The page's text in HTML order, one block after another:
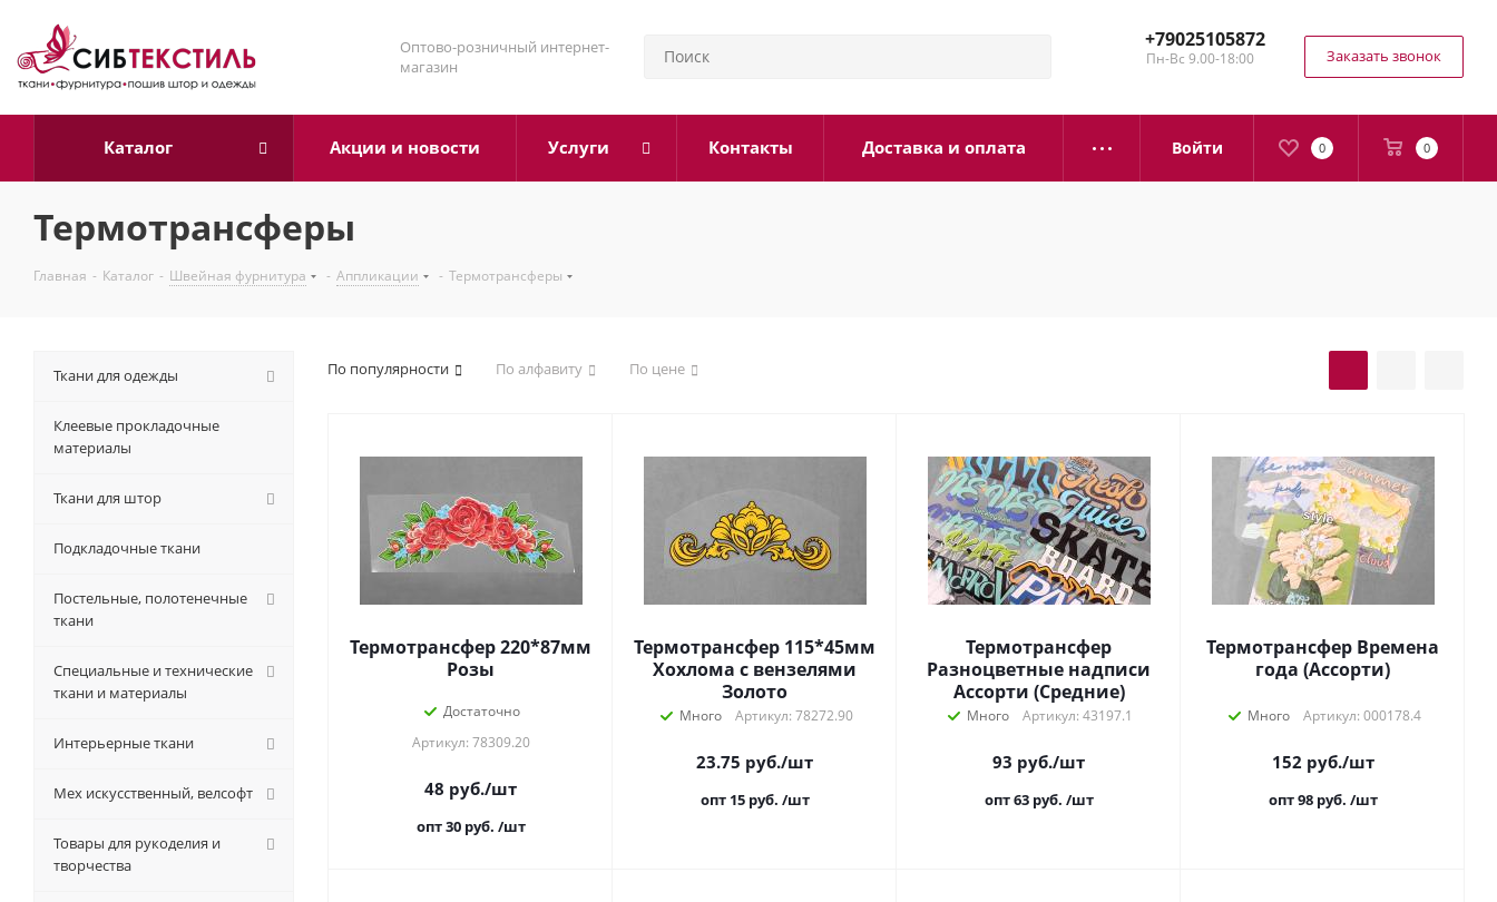
Оптово-розничный интернет-
магазин
+79025105872
Пн-Вс 9.00-18:00 Заказать звонок
0 0
Войти
Каталог Акции и новости Услуги Контакты Доставка и оплата
Термотрансферы
Главная - Каталог - Швейная фурнитура - Аппликации - Термотрансферы
По популярности По алфавиту По цене
Термотрансфер 220*87мм
Розы
Достаточно
Артикул: 78309.20
48 руб./шт
опт 30 руб. /шт
Термотрансфер 115*45мм
Хохлома с вензелями
Золото
Много Артикул: 78272.90
23.75 руб./шт
опт 15 руб. /шт
Термотрансфер
Разноцветные надписи
Ассорти (Средние)
Много Артикул: 43197.1
93 руб./шт
опт 63 руб. /шт
Термотрансфер Времена
года (Ассорти)
Много Артикул: 000178.4
152 руб./шт
опт 98 руб. /шт
Ткани для одежды
Клеевые прокладочные
материалы
Ткани для штор
Подкладочные ткани
Постельные, полотенечные
ткани
Специальные и технические
ткани и материалы
Интерьерные ткани
Мех искусственный, велсофт
Товары для рукоделия и
творчества